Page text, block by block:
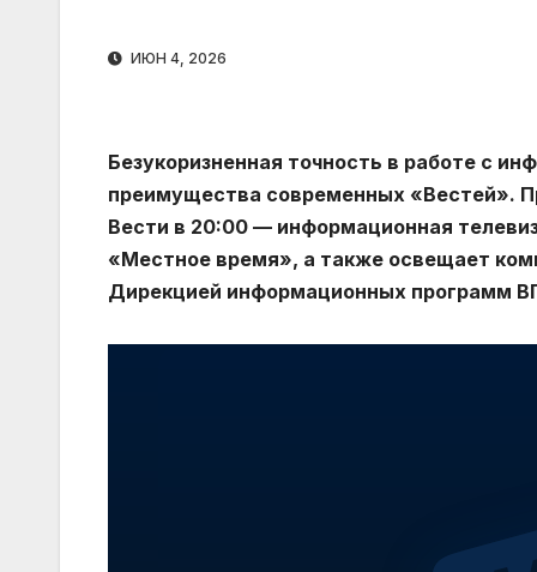
ИЮН 4, 2026
Безукоризненная точность в работе с
преимущества современных «Вестей».
Вести в 20:00 — информационная
«Местное время», а также освещает
Дирекцией информационных программ